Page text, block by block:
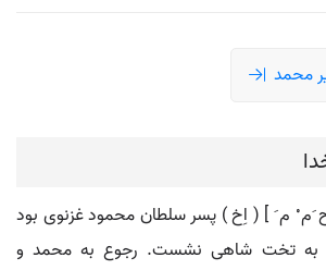
محمد
َم ْ م َ ] ( اِخ ) پسر سلطان محمود غزنوی بود
به تخت شاهی نشست. رجوع به محمد و